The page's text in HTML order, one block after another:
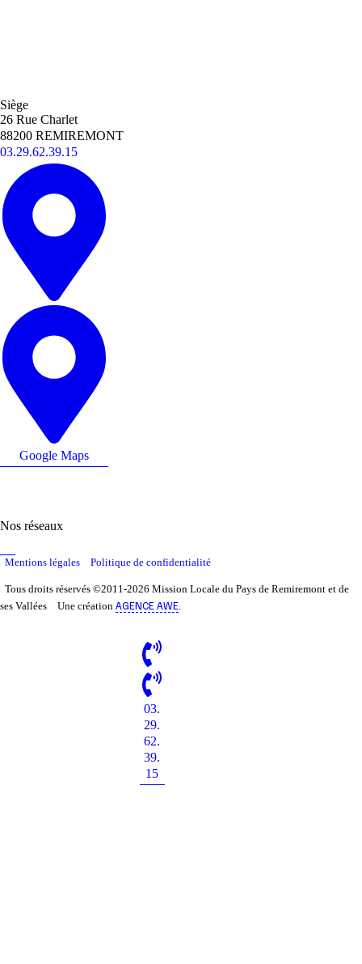
Siège
26 Rue Charlet
88200 REMIREMONT
03.29.62.39.15
Google Maps
Nos réseaux
Mentions légales Politique de confidentialité
Tous droits réservés ©2011-2026 Mission Locale du Pays de Remiremont et de
ses Vallées
Une création AGENCE AWE.
03.
29.
62.
39.
15